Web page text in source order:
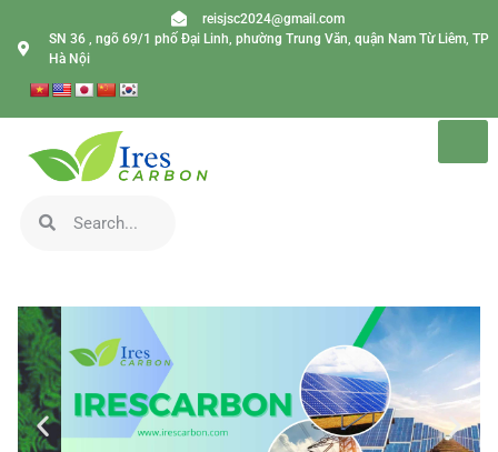
reisjsc2024@gmail.com
SN 36 , ngõ 69/1 phố Đại Linh, phường Trung Văn, quận Nam Từ Liêm, TP
Hà Nội